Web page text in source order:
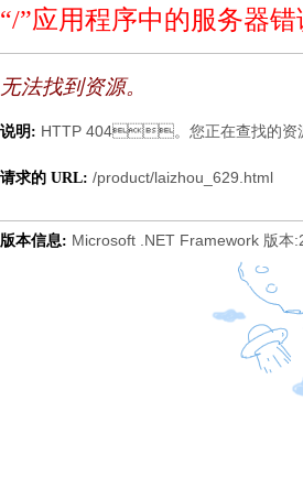
“/”应用程序中的服务器错误
无法找到资源。
说明: HTTP 404。您正在查找的资源(或者
请求的 URL: /product/laizhou_629.html
版本信息: Microsoft .NET Framework 版本